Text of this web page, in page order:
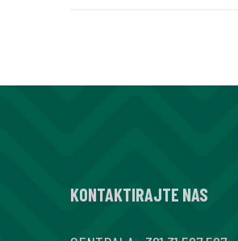
KONTAKTIRAJTE NAS